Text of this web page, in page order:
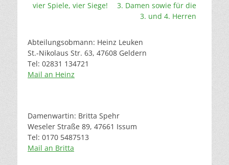
vier Spiele, vier Siege!
3. Damen sowie für die
3. und 4. Herren
Abteilungsobmann: Heinz Leuken
St.-Nikolaus Str. 63, 47608 Geldern
Tel: 02831 134721
Mail an Heinz
Damenwartin: Britta Spehr
Weseler Straße 89, 47661 Issum
Tel: 0170 5487513
Mail an Britta